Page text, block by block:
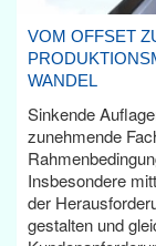
VOM OFFSET
WANDEL
Sinkende
zunehmende
Insbesondere
der
gestalten und